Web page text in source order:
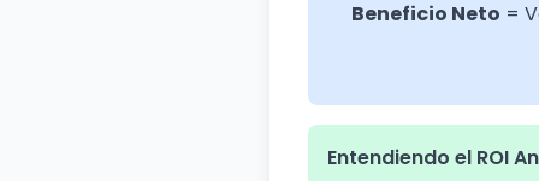
Beneficio Neto =
Entendiendo el ROI